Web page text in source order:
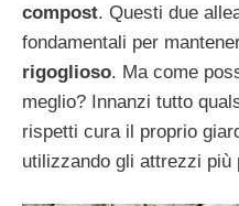
compost. Questi due
fondamentali per
rigoglioso. Ma come
meglio? Innanzi tutto
rispetti cura il proprio
utilizzando gli attrezzi più